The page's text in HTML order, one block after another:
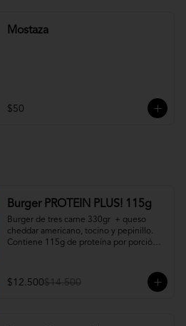
Mostaza
$50
Burger PROTEIN PLUS! 115g
Burger de tres carne 330gr  + queso
cheddar americano, tocino y pepinillo.
Contiene 115g de proteína por porción.
$12.500$14.500